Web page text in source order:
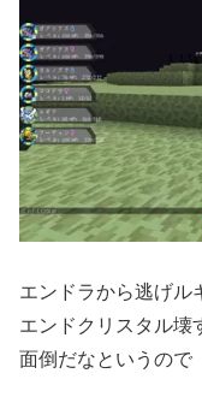
エンドラから逃げル
エンドクリスタル壊
面倒だなというので